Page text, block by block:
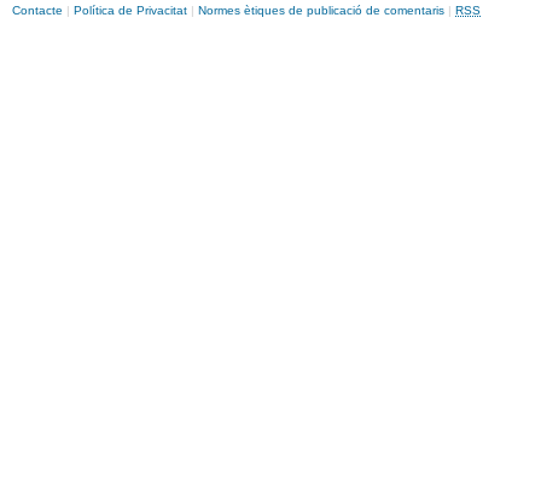
Contacte | Política de Privacitat | Normes ètiques de publicació de comentaris | RSS